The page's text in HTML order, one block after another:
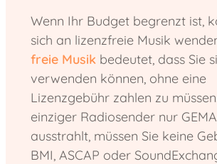
Wenn Ihr Budget begrenzt ist,
sich an lizenzfreie Musik
freie Musikbedeutet, dass Sie
verwenden können, ohne eine
Lizenzgebühr zahlen zu
einziger Radiosender nur
ausstrahlt, müssen Sie keine
BMI, ASCAP oder